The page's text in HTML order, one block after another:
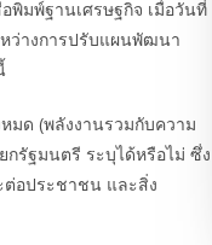
มพ์ฐานเศรษฐกิจ เมื่อวันที่
ว่างการปรับแผนพัฒนา
มด (พลังงานรวมกับความ
รัฐมนตรี ระบุได้หรือไม่ ซึ่ง
อประชาชน และสิ่ง